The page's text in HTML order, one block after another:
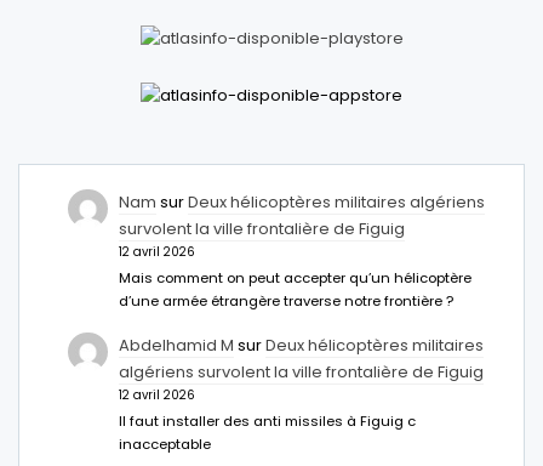
Nam surDeux hélicoptères militaires algériens
survolent la ville frontalière de Figuig
12 avril 2026
Mais comment on peut accepter qu’un hélicoptère
d’une armée étrangère traverse notre frontière ?
Abdelhamid M surDeux hélicoptères militaires
algériens survolent la ville frontalière de Figuig
12 avril 2026
Il faut installer des anti missiles à Figuig c
inacceptable